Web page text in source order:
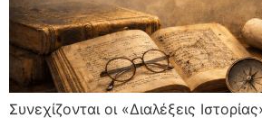
Συνεχίζονται οι «Διαλέξεις